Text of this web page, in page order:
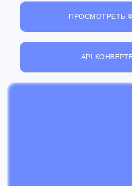
ПРОСМОТРЕТЬ
API